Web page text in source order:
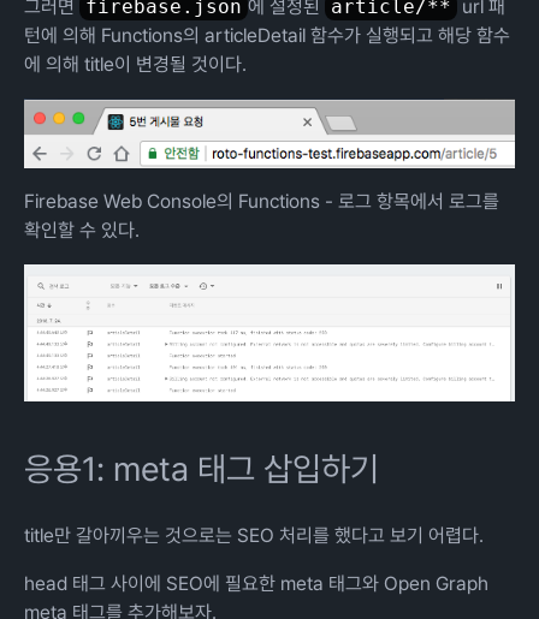
그러면 firebase.json 에 설정된 article/** url 패
턴에 의해 Functions의 articleDetail 함수가 실행되고 해당 함수
에 의해 title이 변경될 것이다.
Firebase Web Console의 Functions - 로그 항목에서 로그를
확인할 수 있다.
응용1: meta 태그 삽입하기
title만 갈아끼우는 것으로는 SEO 처리를 했다고 보기 어렵다.
head 태그 사이에 SEO에 필요한 meta 태그와 Open Graph
meta 태그를 추가해보자.